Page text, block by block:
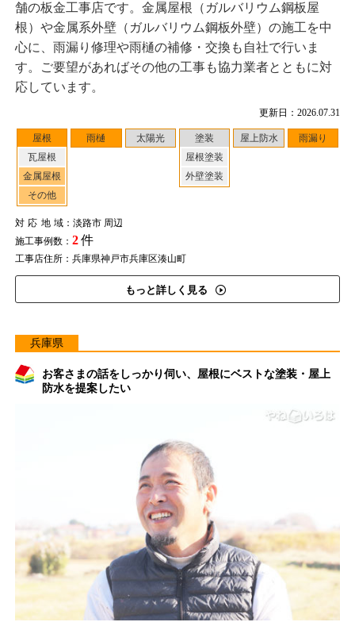
更新日：2026.07.31
屋根
瓦屋根
金属屋根
その他
雨樋 太陽光
塗装
屋根塗装
外壁塗装
屋上防水 雨漏り
対応地域：淡路市 周辺
施工事例数： 2件
工事店住所：兵庫県神戸市兵庫区湊山町
もっと詳しく見る
舗の板金工事店です。金属屋根（ガルバリウム鋼板屋
根）や金属系外壁（ガルバリウム鋼板外壁）の施工を中
心に、雨漏り修理や雨樋の補修・交換も自社で行いま
す。ご要望があればその他の工事も協力業者とともに対
応しています。
兵庫県
お客さまの話をしっかり伺い、屋根にベストな塗装・屋上
防水を提案したい